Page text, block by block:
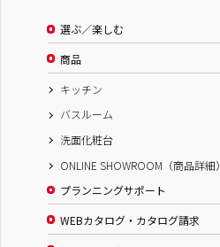
選ぶ／楽しむ
商品
キッチン
バスルーム
洗面化粧台
ONLINE SHOWROOM（商品詳細）
プランニングサポート
WEBカタログ・カタログ請求